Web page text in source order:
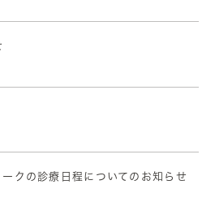
クの診療日程についてのお知らせ